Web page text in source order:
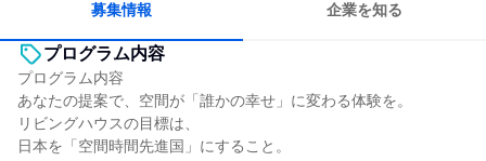
募集情報 企業を知る
プログラム内容
プログラム内容
あなたの提案で、空間が「誰かの幸せ」に変わる体験を。
リビングハウスの目標は、
日本を「空間時間先進国」にすること。